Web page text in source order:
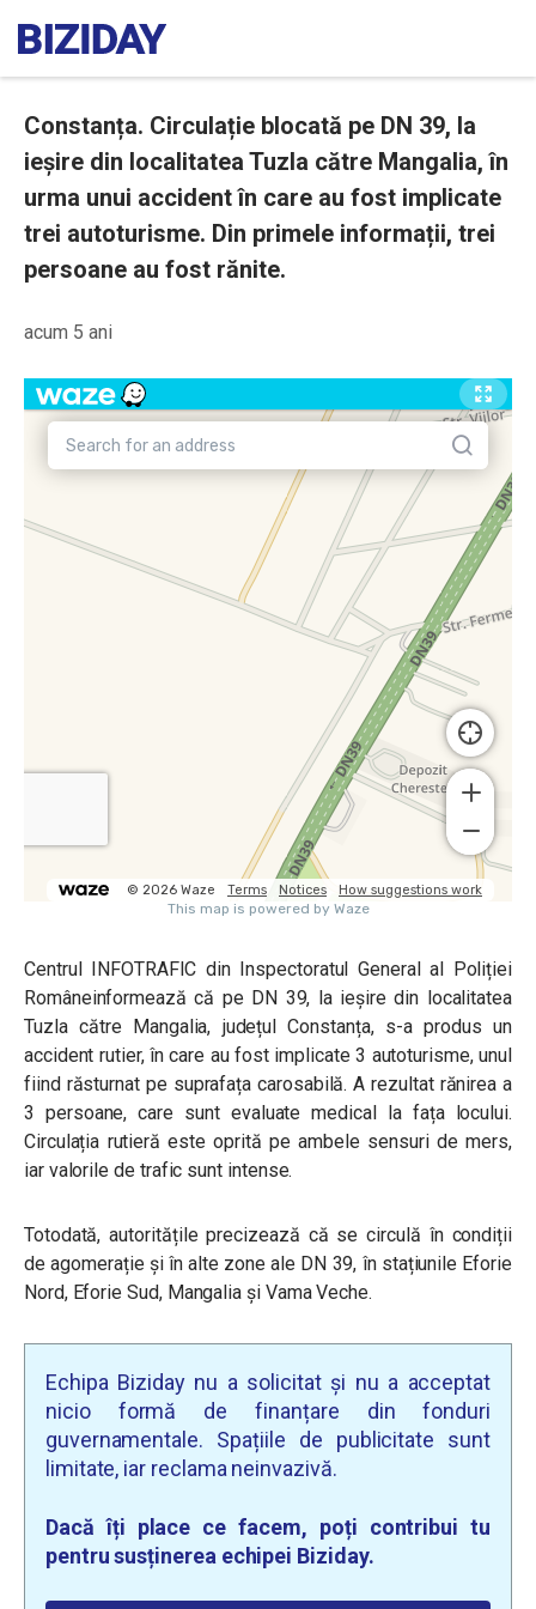
Constanța. Circulație blocată pe DN 39, la
ieșire din localitatea Tuzla către Mangalia, în
urma unui accident în care au fost implicate
trei autoturisme. Din primele informații, trei
persoane au fost rănite.
acum 5 ani
Centrul INFOTRAFIC din Inspectoratul General al Poliției
Româneinformează că pe DN 39, la ieșire din localitatea
Tuzla către Mangalia, județul Constanța, s-a produs un
accident rutier, în care au fost implicate 3 autoturisme, unul
fiind răsturnat pe suprafața carosabilă. A rezultat rănirea a
3 persoane, care sunt evaluate medical la fața locului.
Circulația rutieră este oprită pe ambele sensuri de mers,
iar valorile de trafic sunt intense.
Totodată, autoritățile precizează că se circulă în condiții
de agomerație și în alte zone ale DN 39, în stațiunile Eforie
Nord, Eforie Sud, Mangalia și Vama Veche.
Echipa Biziday nu a solicitat și nu a acceptat
nicio formă de finanțare din fonduri
guvernamentale. Spațiile de publicitate sunt
limitate, iar reclama neinvazivă.
Dacă îți place ce facem, poți contribui tu
pentru susținerea echipei Biziday.